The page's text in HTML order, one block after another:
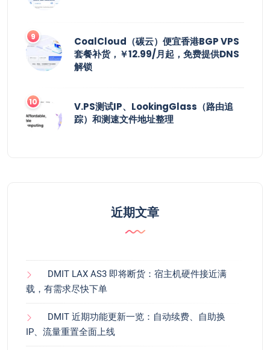
CoalCloud（碳云）便宜香港BGP VPS
套餐补货，￥12.99/月起，免费提供DNS
解锁
V.PS测试IP、LookingGlass（路由追
踪）和测速文件地址整理
近期文章
DMIT LAX AS3 即将断货：宿主机硬件接近满
载，有需求尽快下单
DMIT 近期功能更新一览：自动续费、自助换
IP、流量重置全面上线